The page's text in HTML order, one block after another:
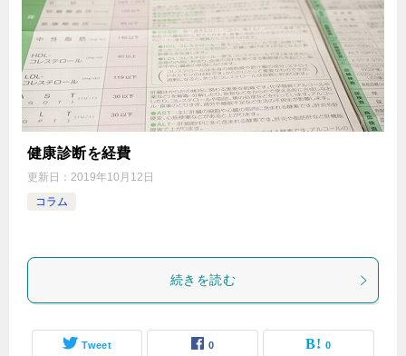
健康診断を経費
更新日： 2019年10月12日
コラム
続きを読む
Tweet 0 0